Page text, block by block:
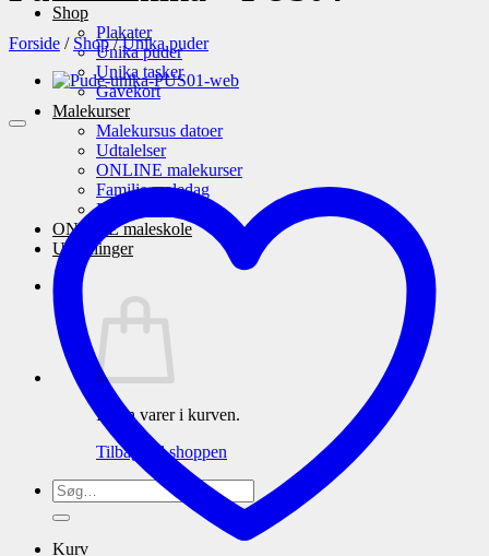
Shop
Plakater
Unika puder
Unika tasker
Gavekort
Malekurser
Malekursus datoer
Udtalelser
ONLINE malekurser
Familie maledag
Eneundervisning
ONLINE maleskole
Udstillinger
Ingen varer i kurven.
Tilbage til shoppen
Søg
efter:
Kurv
Forside / Shop / Unika puder